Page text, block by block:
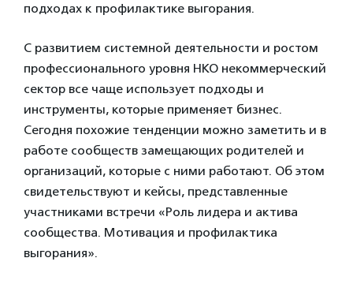
подходах к профилактике выгорания.
С развитием системной деятельности и ростом
профессионального уровня НКО некоммерческий
сектор все чаще использует подходы и
инструменты, которые применяет бизнес.
Сегодня похожие тенденции можно заметить и в
работе сообществ замещающих родителей и
организаций, которые с ними работают. Об этом
свидетельствуют и кейсы, представленные
участниками встречи «Роль лидера и актива
сообщества. Мотивация и профилактика
выгорания».